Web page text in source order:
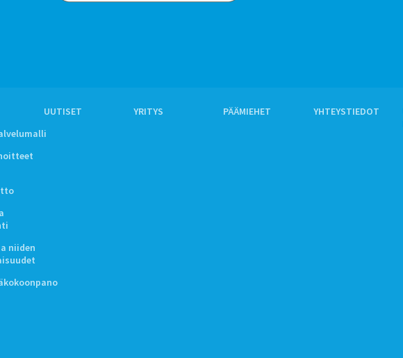
niiden
UUTISET YRITYS PÄÄMIEHET YHTEYSTIEDOT